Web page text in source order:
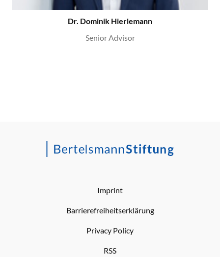
Dr. Dominik Hierlemann
Senior Advisor
Imprint
Barrierefreiheitserklärung
Privacy Policy
RSS